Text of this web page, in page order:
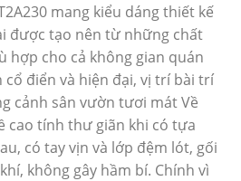
mang kiểu dáng thiết kế
được tạo nên từ những chất
hợp cho cả không gian quán
cổ điển và hiện đại, vị trí bài trí
cảnh sân vườn tươi mát Về
cao tính thư giãn khi có tựa
có tay vịn và lớp đệm lót, gối
không gây hầm bí. Chính vì